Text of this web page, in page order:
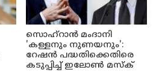
സൊഹ്റാൻ മംദാനി
'കള്ളനും നുണയനും':
റേഷൻ പദ്ധതിക്കെതിരെ
കടുപ്പിച്ച് ഇലോൺ മസ്ക്